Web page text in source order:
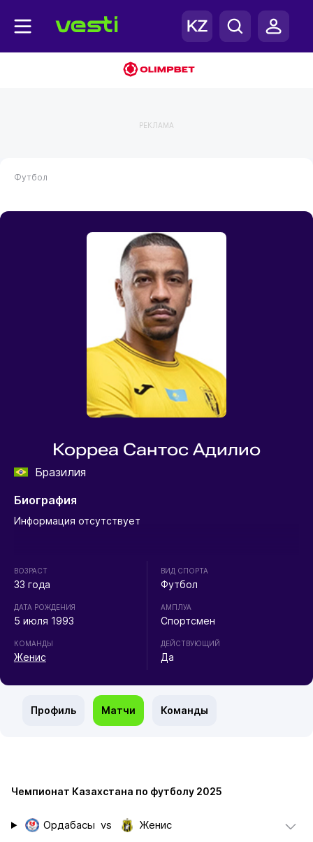
РЕКЛАМА
Футбол
Корреа Сантос Адилио
Бразилия
Биография
Информация отсутствует
ВОЗРАСТ
33 года
ДАТА РОЖДЕНИЯ
5 июля 1993
КОМАНДЫ
Женис
ВИД СПОРТА
Футбол
АМПЛУА
Спортсмен
ДЕЙСТВУЮЩИЙ
Да
Профиль Матчи Команды
Чемпионат Казахстана по футболу 2025
Ордабасы vs Женис